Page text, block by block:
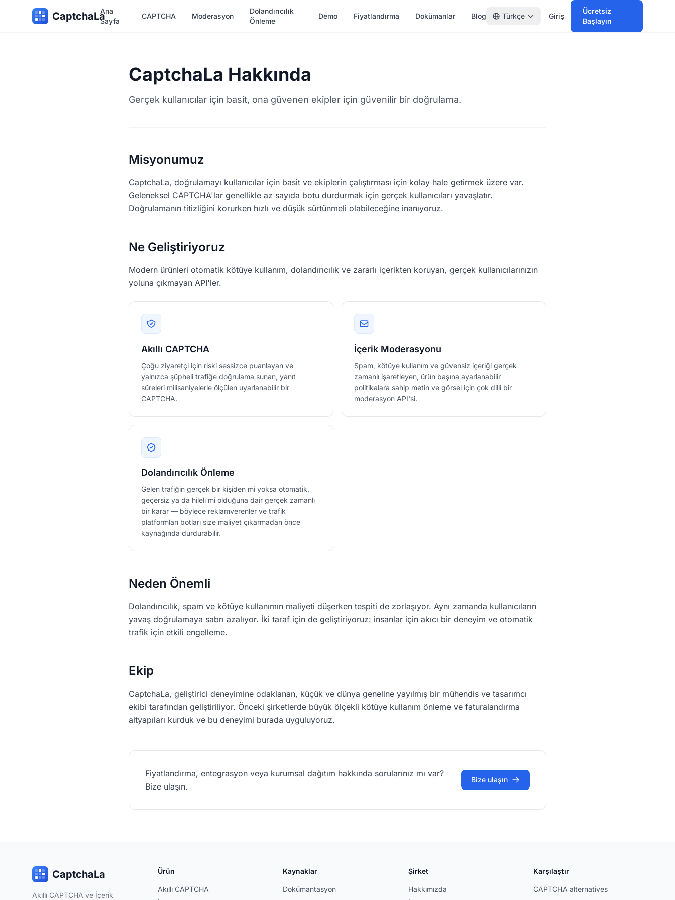
CaptchaLaAna
Sayfa
CAPTCHA Moderasyon
Dolandırıcılık
Önleme
Demo Fiyatlandırma Dokümanlar Blog Türkçe Giriş
Ücretsiz
Başlayın
CaptchaLa Hakkında
Gerçek kullanıcılar için basit, ona güvenen ekipler için güvenilir bir doğrulama.
Misyonumuz
CaptchaLa, doğrulamayı kullanıcılar için basit ve ekiplerin çalıştırması için kolay hale getirmek üzere var.
Geleneksel CAPTCHA'lar genellikle az sayıda botu durdurmak için gerçek kullanıcıları yavaşlatır.
Doğrulamanın titizliğini korurken hızlı ve düşük sürtünmeli olabileceğine inanıyoruz.
Ne Geliştiriyoruz
Modern ürünleri otomatik kötüye kullanım, dolandırıcılık ve zararlı içerikten koruyan, gerçek kullanıcılarınızın
yoluna çıkmayan API'ler.
Akıllı CAPTCHA
Çoğu ziyaretçi için riski sessizce puanlayan ve
yalnızca şüpheli trafiğe doğrulama sunan, yanıt
süreleri milisaniyelerle ölçülen uyarlanabilir bir
CAPTCHA.
İçerik Moderasyonu
Spam, kötüye kullanım ve güvensiz içeriği gerçek
zamanlı işaretleyen, ürün başına ayarlanabilir
politikalara sahip metin ve görsel için çok dilli bir
moderasyon API'si.
Dolandırıcılık Önleme
Gelen trafiğin gerçek bir kişiden mi yoksa otomatik,
geçersiz ya da hileli mi olduğuna dair gerçek zamanlı
bir karar — böylece reklamverenler ve trafik
platformları botları size maliyet çıkarmadan önce
kaynağında durdurabilir.
Neden Önemli
Dolandırıcılık, spam ve kötüye kullanımın maliyeti düşerken tespiti de zorlaşıyor. Aynı zamanda kullanıcıların
yavaş doğrulamaya sabrı azalıyor. İki taraf için de geliştiriyoruz: insanlar için akıcı bir deneyim ve otomatik
trafik için etkili engelleme.
Ekip
CaptchaLa, geliştirici deneyimine odaklanan, küçük ve dünya geneline yayılmış bir mühendis ve tasarımcı
ekibi tarafından geliştiriliyor. Önceki şirketlerde büyük ölçekli kötüye kullanım önleme ve faturalandırma
altyapıları kurduk ve bu deneyimi burada uyguluyoruz.
Fiyatlandırma, entegrasyon veya kurumsal dağıtım hakkında sorularınız mı var?
Bize ulaşın.
Bize ulaşın
CaptchaLa
Akıllı CAPTCHA ve İçerik
Ürün
Akıllı CAPTCHA
Kaynaklar
Dokümantasyon
Şirket
Hakkımızda
Karşılaştır
CAPTCHA alternatives